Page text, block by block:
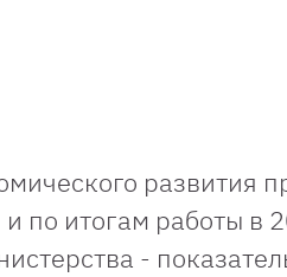
развития
по итогам работы
-